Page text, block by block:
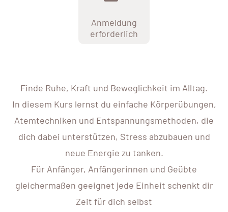
Anmeldung
erforderlich
Finde Ruhe, Kraft und Beweglichkeit im Alltag.
In diesem Kurs lernst du einfache Körperübungen,
Atemtechniken und Entspannungsmethoden, die
dich dabei unterstützen, Stress abzubauen und
neue Energie zu tanken.
Für Anfänger, Anfängerinnen und Geübte
gleichermaßen geeignet jede Einheit schenkt dir
Zeit für dich selbst